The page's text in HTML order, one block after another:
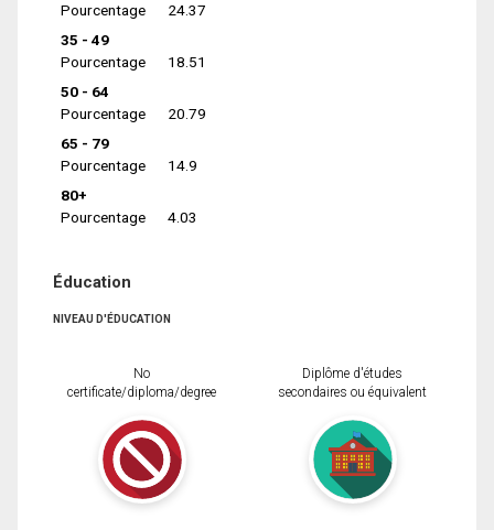
Pourcentage
24.37
35 - 49
Pourcentage
18.51
50 - 64
Pourcentage
20.79
65 - 79
Pourcentage
14.9
80+
Pourcentage
4.03
Éducation
NIVEAU D'ÉDUCATION
No
certificate/diploma/degree
Diplôme d'études
secondaires ou équivalent